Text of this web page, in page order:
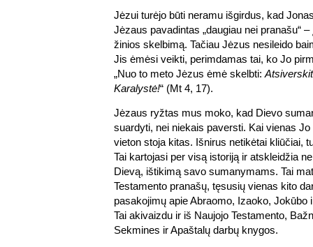
Jėzui turėjo būti neramu išgirdus, kad
Jėzaus pavadintas „daugiau nei pranašu“
žinios skelbimą. Tačiau Jėzus nesileido
Jis ėmėsi veikti, perimdamas tai, ko Jo
„Nuo to meto Jėzus ėmė skelbti:
Karalystė!“ (Mt 4, 17).
Jėzaus ryžtas mus moko, kad Dievo
suardyti, nei niekais paversti. Kai vienas
vieton stoja kitas. Išnirus netikėtai kliūčiai,
Tai kartojasi per visą istoriją ir atskleidžia
Dievą, ištikimą savo sumanymams. Tai
Testamento pranašų, tęsusių vienas kito
pasakojimų apie Abraomo, Izaoko, Jokūbo
Tai akivaizdu ir iš Naujojo Testamento,
Sekmines ir Apaštalų darbų knygos.